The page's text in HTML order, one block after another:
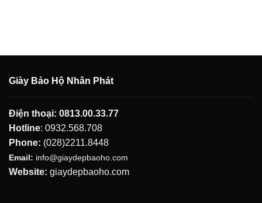
Giày Bảo Hộ Nhân Phát
Điện thoại: 0813.00.33.77
Hotline: 0932.568.708
Phone: (028)2211.8448
Email: info@giaydepbaoho.com
Website: giaydepbaoho.com